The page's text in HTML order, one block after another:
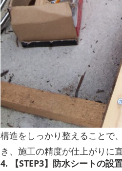
構造をしっかり整えることで
き、施工の精度が仕上がりに
4. 【STEP3】防水シートの設